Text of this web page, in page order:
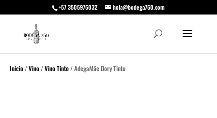
+57 3505975032 hola@bodega750.com
Inicio/Vino/Vino Tinto/ AdegaMãe Dory Tinto